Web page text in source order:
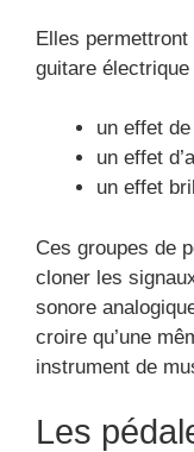
Elles
guitare électrique
un effet
un effet
un effet
Ces groupes de
cloner les
sonore
croire qu’une
instrument de
Les